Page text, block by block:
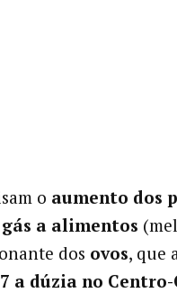
o aumento dos
a alimentos
dos ovos, que
a dúzia no